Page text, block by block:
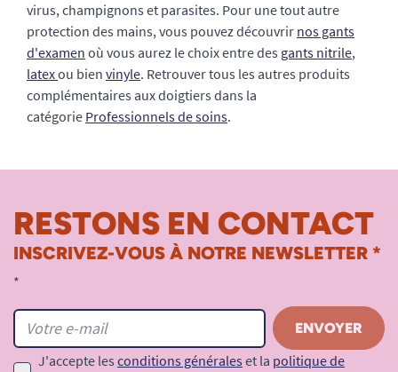
virus, champignons et parasites. Pour une tout autre
protection des mains, vous pouvez découvrir nos gants
d'examen où vous aurez le choix entre des gants nitrile,
latexou bien vinyle. Retrouver tous les autres produits
complémentaires aux doigtiers dans la
catégorie Professionnels de soins.
RESTONS EN CONTACT
INSCRIVEZ-VOUS À NOTRE NEWSLETTER *
*
J'accepte les conditions générales et la politique de